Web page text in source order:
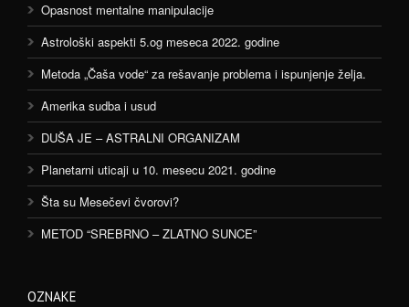
Opasnost mentalne manipulacije
Astrološki aspekti 5.og meseca 2022. godine
Metoda „Čaša vode“ za rešavanje problema i ispunjenje želja.
Amerika sudba i usud
DUŠA JE – ASTRALNI ORGANIZAM
Planetarni uticaji u 10. mesecu 2021. godine
Šta su Mesečevi čvorovi?
METOD “SREBRNO – ZLATNO SUNCE”
OZNAKE